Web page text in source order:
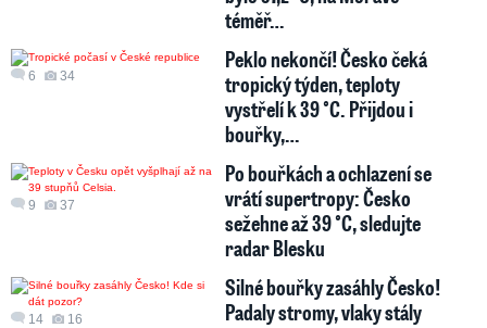
téměř…
6 34
Peklo nekončí! Česko čeká
tropický týden, teploty
vystřelí k 39 °C. Přijdou i
bouřky,…
9 37
Po bouřkách a ochlazení se
vrátí supertropy: Česko
sežehne až 39 °C, sledujte
radar Blesku
14 16
Silné bouřky zasáhly Česko!
Padaly stromy, vlaky stály